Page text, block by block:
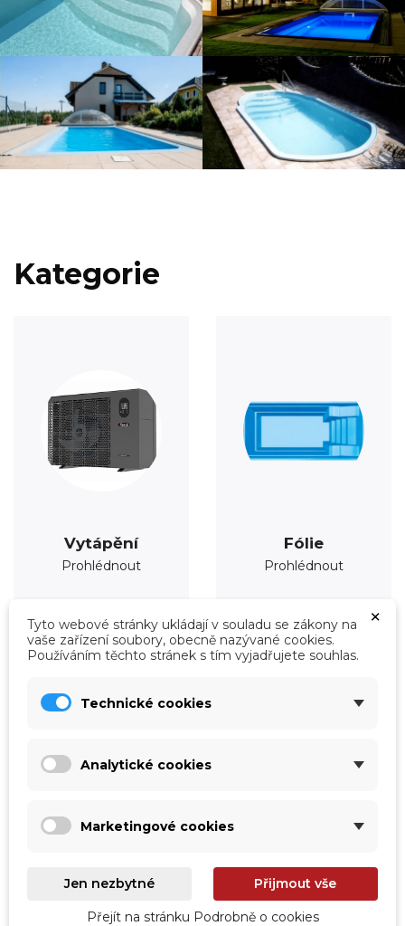
Kategorie
Vytápění
Prohlédnout
Fólie
Prohlédnout
Úprava vody Údržba
Prohlédnout
×
Tyto webové stránky ukládají v souladu se zákony na
vaše zařízení soubory, obecně nazývané cookies.
Používáním těchto stránek s tím vyjadřujete souhlas.
Technické cookies
Analytické cookies
Marketingové cookies
Jen nezbytné Přijmout vše
Přejít na stránku Podrobně o cookies